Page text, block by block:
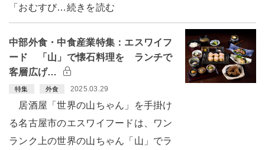
「おむすび…続きを読む
中部外食・中食産業特集：エスワイフ
ード 「山」で懐石料理を ランチで
客層広げ…
特集 外食 2025.03.29
居酒屋「世界の山ちゃん」を手掛け
る名古屋市のエスワイフードは、ワン
ランク上の世界の山ちゃん「山」でラ